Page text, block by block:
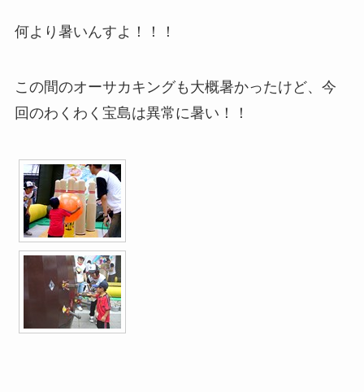
何より暑いんすよ！！！
この間のオーサカキングも大概暑かったけど、今
回のわくわく宝島は異常に暑い！！